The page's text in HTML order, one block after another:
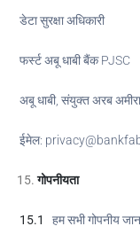
डेटा सुरक्षा अधिकारी
फर्स्ट अबू धाबी बैंक PJSC
अबू धाबी, संयुक्त अरब
ईमेल:
गोपनीयता
15.1 हम सभी गोपनीय